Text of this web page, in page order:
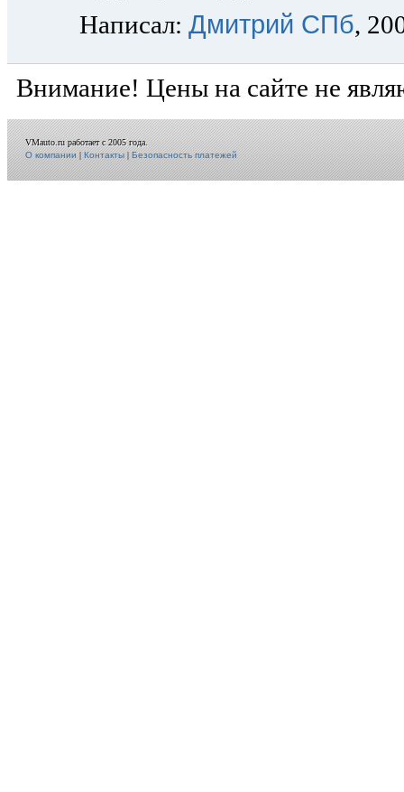
Написал: Дмитрий СПб,
Внимание! Цены на сайте не
VMauto.ru работает с 2005 года.
О компании|Контакты|Безопасность платежей